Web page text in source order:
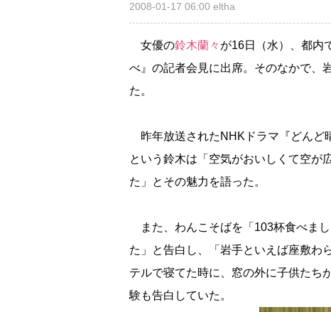
2008-01-17 06:00 eltha
女優の鈴木蘭々 が16日（水）、都内
べ』の記者会見に出席。そのなかで、
た。
昨年放送されたNHKドラマ『どんど
という鈴木は「空気がおいしくて空が
た」とその魅力を語った。
また、わんこそばを「103杯食べま
た」と告白し、「岩手といえば座敷わ
テルで寝てた時に、窓の外に子供たち
験も告白していた。